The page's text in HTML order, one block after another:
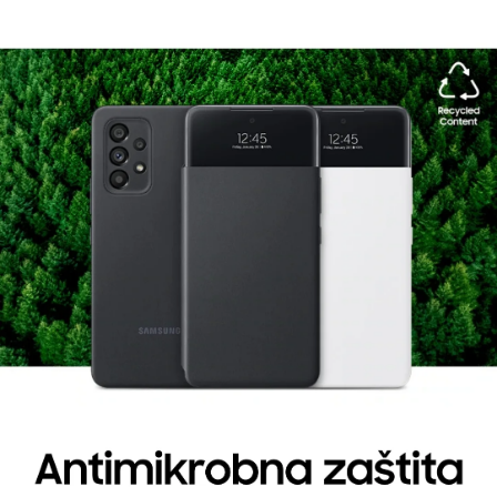
bezbedno.
Dobro je znati:
Ako želite da koristite telefon a da pritom imate
futrolu na kojoj sve radiGalaxy A53 Smart View
preklopna futrola Crna
je pravi izbor.
Zagarantovana sva prava kupaca po osnovu
zakona o zaštiti potrošača. Detaljnije o ugovoru
na daljinu, uslove reklamacije i povrata pročitajte
-ovde
Napomena:
Superfon doo se trudi da informacije i fotografije
artikala budu što tačnije i detaljnije ali ne može
da garantuje da su svi podaci apsolutno ispravni.